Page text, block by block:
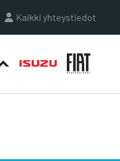
Kaikki yhteystiedot